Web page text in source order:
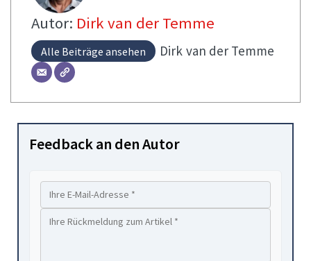
Autor: Dirk van der Temme
Alle Beiträge ansehen Dirk van der Temme
Feedback an den Autor